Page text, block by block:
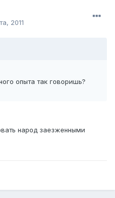
2011
опыта так говоришь?
народ заезженными